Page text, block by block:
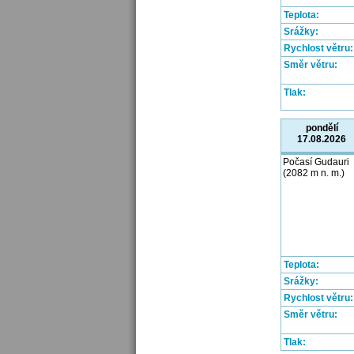
Teplota:
Srážky:
Rychlost větru:
Směr větru:
Tlak:
pondělí
17.08.2026
Počasí Gudauri
(2082 m n. m.)
Teplota:
Srážky:
Rychlost větru:
Směr větru:
Tlak: